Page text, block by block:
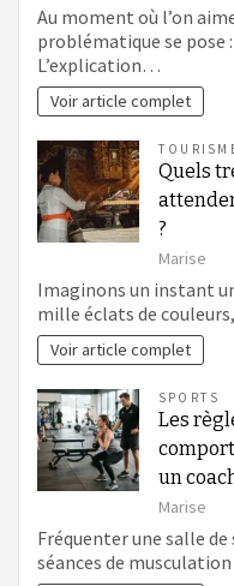
Au moment où l’on
problématique se pose
L’explication…
Voir article complet
Quels
?
Marise
Imaginons un instant
mille éclats de
Voir article complet
SPORTS
Les
un
Marise
Fréquenter une salle
séances de